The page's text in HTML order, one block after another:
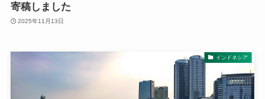
寄稿しました
2025年11月13日
インドネシア